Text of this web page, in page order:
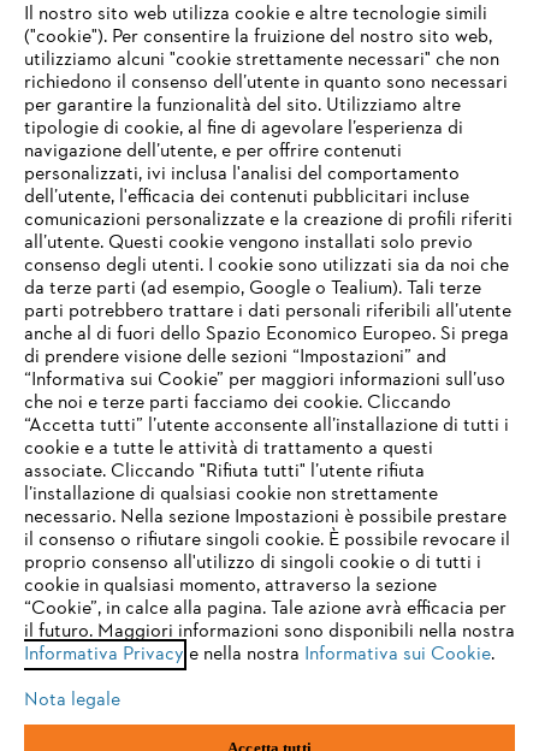
L’azienda
STIHL FAQ
Service
Termini e condizioni generali Privacy policy
Note legali Cookies Informazioni legali
Andreas STIHL S.p.A. - Viale delle Industrie, 15
20040 Cambiago (MI)
Email:info@stihl.it
IHR BROWSER WIRD NICHT
UNTERSTÜTZT
Sie nutzen einen Browser, den wir noch nicht unterstützen. Für
eine optimale Nutzung unserer Seite empfehlen wir Ihnen, zu
einem der folgenden Browser zu wechseln:
firefox chrome
safari edge
Il nostro sito web utilizza cookie e altre tecnologie simili
("cookie"). Per consentire la fruizione del nostro sito web,
utilizziamo alcuni "cookie strettamente necessari" che non
richiedono il consenso dell’utente in quanto sono necessari
per garantire la funzionalità del sito. Utilizziamo altre
tipologie di cookie, al fine di agevolare l’esperienza di
navigazione dell’utente, e per offrire contenuti
personalizzati, ivi inclusa l'analisi del comportamento
dell’utente, l'efficacia dei contenuti pubblicitari incluse
comunicazioni personalizzate e la creazione di profili riferiti
all’utente. Questi cookie vengono installati solo previo
consenso degli utenti. I cookie sono utilizzati sia da noi che
da terze parti (ad esempio, Google o Tealium). Tali terze
parti potrebbero trattare i dati personali riferibili all’utente
anche al di fuori dello Spazio Economico Europeo. Si prega
di prendere visione delle sezioni “Impostazioni” and
“Informativa sui Cookie” per maggiori informazioni sull’uso
che noi e terze parti facciamo dei cookie. Cliccando
“Accetta tutti” l’utente acconsente all’installazione di tutti i
cookie e a tutte le attività di trattamento a questi
associate. Cliccando "Rifiuta tutti" l’utente rifiuta
l’installazione di qualsiasi cookie non strettamente
necessario. Nella sezione Impostazioni è possibile prestare
il consenso o rifiutare singoli cookie. È possibile revocare il
proprio consenso all'utilizzo di singoli cookie o di tutti i
cookie in qualsiasi momento, attraverso la sezione
“Cookie”, in calce alla pagina. Tale azione avrà efficacia per
il futuro. Maggiori informazioni sono disponibili nella nostra
Informativa Privacy e nella nostra Informativa sui Cookie.
Nota legale